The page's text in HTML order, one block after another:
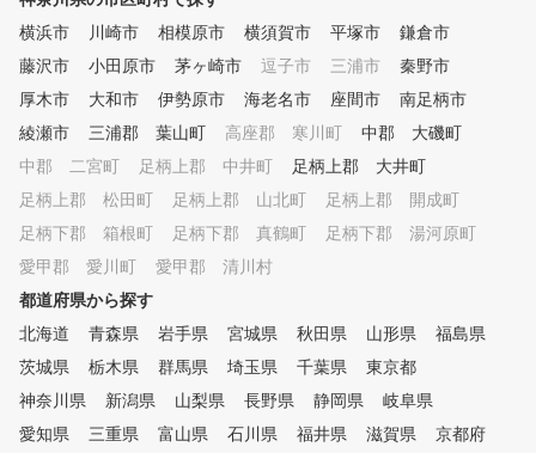
横浜市
川崎市 相模原市 横須賀市 平塚市
鎌倉市
藤沢市
小田原市 茅ヶ崎市 逗子市 三浦市
秦野市
厚木市
大和市 伊勢原市 海老名市 座間市
南足柄市
綾瀬市
三浦郡 葉山町 高座郡 寒川町
中郡 大磯町
中郡 二宮町
足柄上郡 中井町
足柄上郡 大井町
足柄上郡 松田町
足柄上郡 山北町
足柄上郡 開成町
足柄下郡 箱根町
足柄下郡 真鶴町
足柄下郡 湯河原町
愛甲郡 愛川町
愛甲郡 清川村
都道府県から探す
北海道
青森県 岩手県 宮城県 秋田県 山形県
福島県
茨城県
栃木県 群馬県 埼玉県 千葉県
東京都
神奈川県
新潟県 山梨県 長野県 静岡県
岐阜県
愛知県
三重県 富山県 石川県 福井県 滋賀県
京都府